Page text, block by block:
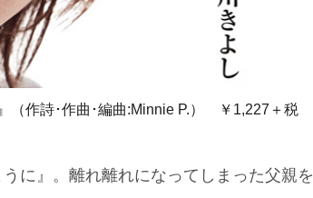
（作詩･作曲･編曲:Minnie P.） ￥1,227＋税
に』。離れ離れになってしまった父親を